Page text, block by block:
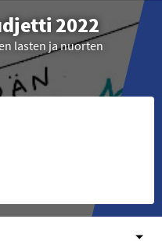
2022
lasten ja nuorten